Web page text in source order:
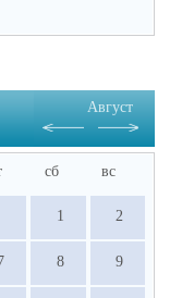
ВсОШ, НПК и
в перечень
Август
сб вс
1 2
8 9